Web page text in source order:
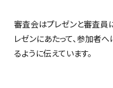
審査会はプレゼンと審査員
レゼンにあたって、参加者
るように伝えています。